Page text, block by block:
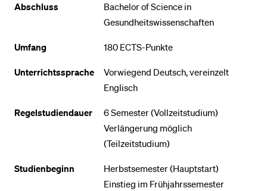
Abschluss
Bachelor of Science in
Gesundheitswissenschaften
Umfang 180 ECTS-Punkte
Unterrichtssprache
Vorwiegend Deutsch, vereinzelt
Englisch
Regelstudiendauer
6 Semester (Vollzeitstudium)
Verlängerung möglich
(Teilzeitstudium)
Studienbeginn
Herbstsemester (Hauptstart)
Einstieg im Frühjahrssemester